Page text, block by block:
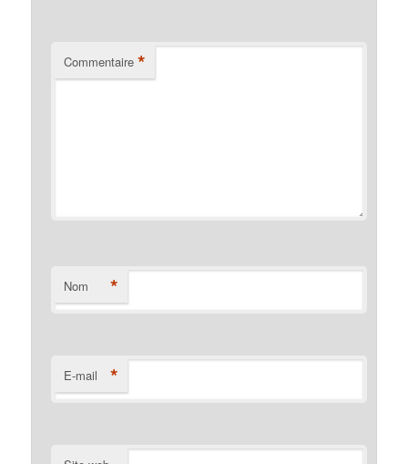
Commentaire *
Nom *
E-mail *